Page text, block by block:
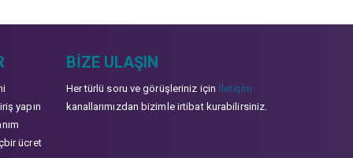
yapın
ücret
BIZE ULAŞIN
Her türlü soru ve görüşleriniz için İletişim
kanallarımızdan bizimle irtibat kurabilirsiniz.